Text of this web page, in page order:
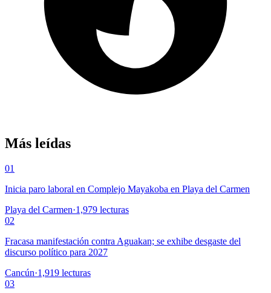
Más leídas
01
Inicia paro laboral en Complejo Mayakoba en Playa del Carmen
Playa del Carmen·1,979 lecturas
02
Fracasa manifestación contra Aguakan; se exhibe desgaste del
discurso político para 2027
Cancún·1,919 lecturas
03